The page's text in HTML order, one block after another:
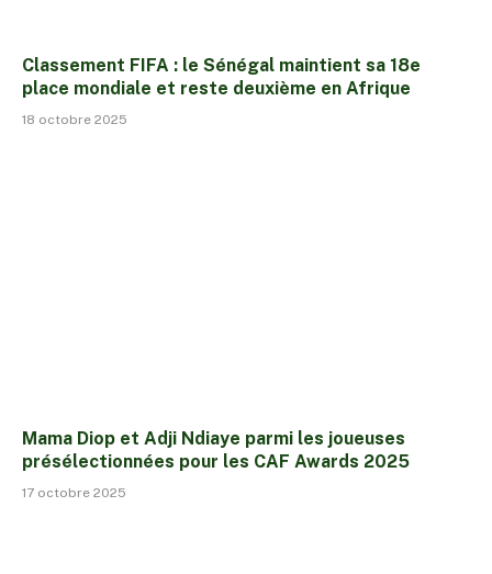
Classement FIFA : le Sénégal maintient sa 18e
place mondiale et reste deuxième en Afrique
18 octobre 2025
Mama Diop et Adji Ndiaye parmi les joueuses
présélectionnées pour les CAF Awards 2025
17 octobre 2025